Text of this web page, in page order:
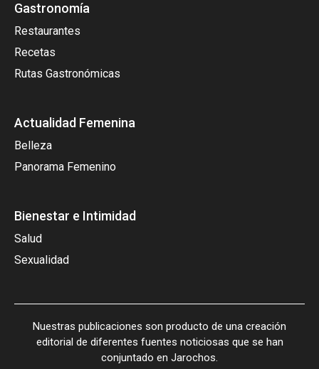
Gastronomía
Restaurantes
Recetas
Rutas Gastronómicas
Actualidad Femenina
Belleza
Panorama Femenino
Bienestar e Intimidad
Salud
Sexualidad
Nuestras publicaciones son producto de una creación
editorial de diferentes fuentes noticiosas que se han
conjuntado en Jarochos.